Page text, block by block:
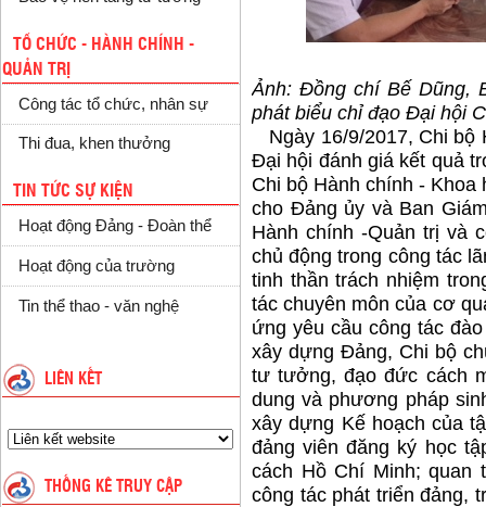
TỔ CHỨC - HÀNH CHÍNH -
QUẢN TRỊ
Công tác tổ chức, nhân sự
Thi đua, khen thưởng
TIN TỨC SỰ KIỆN
Hoạt động Đảng - Đoàn thể
Hoạt động của trường
Tin thể thao - văn nghệ
LIÊN KẾT
THỐNG KÊ TRUY CẬP
Ảnh: Đồng chí Bế Dũng,
phát biểu chỉ đạo Đại hội
Ngày 16/9/2017, Chi bộ
Đại hội đánh giá kết quả
Chi bộ Hành chính -
cho Đảng ủy và Ban
Hành chính -Quản trị và
chủ động trong công tác
tinh thần trách nhiệm
tác chuyên môn của cơ
ứng yêu cầu công tác
xây dựng Đảng, Chi bộ
tư tưởng, đạo đức cách
dung và phương pháp
xây dựng Kế hoạch của
đảng viên đăng ký học
cách Hồ Chí Minh; quan
công tác phát triển đảng,